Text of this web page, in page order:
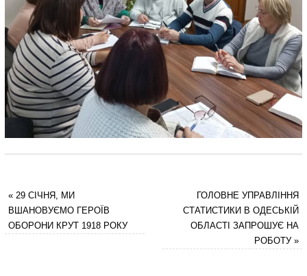
«29 СІЧНЯ, МИ
ВШАНОВУЄМО ГЕРОЇВ
ОБОРОНИ КРУТ 1918 РОКУ
ГОЛОВНЕ УПРАВЛІННЯ
СТАТИСТИКИ В ОДЕСЬКІЙ
ОБЛАСТІ ЗАПРОШУЄ НА
РОБОТУ»